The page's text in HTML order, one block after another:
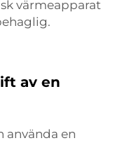
värmeapparat
av en
använda en